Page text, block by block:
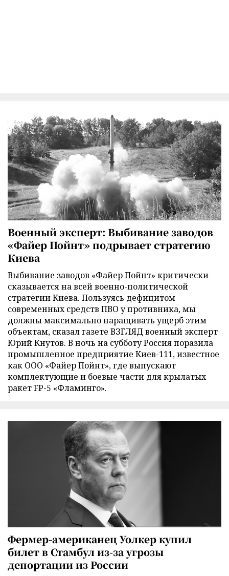
Военный эксперт: Выбивание заводов
«Файер Пойнт» подрывает стратегию
Киева
Выбивание заводов «Файер Пойнт» критически
сказывается на всей военно-политической
стратегии Киева. Пользуясь дефицитом
современных средств ПВО у противника, мы
должны максимально наращивать ущерб этим
объектам, сказал газете ВЗГЛЯД военный эксперт
Юрий Кнутов. В ночь на субботу Россия поразила
промышленное предприятие Киев-111, известное
как ООО «Файер Пойнт», где выпускают
комплектующие и боевые части для крылатых
ракет FP-5 «Фламинго».
Фермер-американец Уолкер купил
билет в Стамбул из-за угрозы
депортации из России